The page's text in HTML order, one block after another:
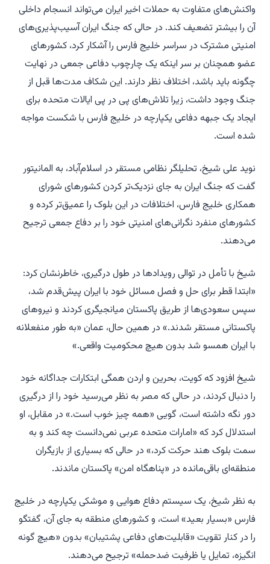
واکنش‌های متفاوت به حملات اخیر ایران می‌تواند انسجام داخلی
آن را بیشتر تضعیف کند. در حالی که جنگ ایران آسیب‌پذیری‌های
امنیتی مشترک در سراسر خلیج فارس را آشکار کرد، کشورهای
عضو همچنان بر سر اینکه یک چارچوب دفاعی جمعی در نهایت
چگونه باید باشد، اختلاف نظر دارند. این شکاف مدت‌ها قبل از
جنگ وجود داشت، زیرا تلاش‌های پی در پی ایالات متحده برای
ایجاد یک جبهه دفاعی یکپارچه در خلیج فارس با شکست مواجه
شده است.
نوید علی شیخ، تحلیلگر نظامی مستقر در اسلام‌آباد، به المانیتور
گفت که جنگ ایران به جای نزدیک‌تر کردن کشورهای شورای
همکاری خلیج فارس، اختلافات در این بلوک را عمیق‌تر کرده و
کشورهای منفرد نگرانی‌های امنیتی خود را بر دفاع جمعی ترجیح
می‌دهند.
شیخ با تأمل در توالی رویدادها در طول درگیری، خاطرنشان کرد:
«ابتدا قطر برای حل و فصل مسائل خود با ایران پیش‌قدم شد،
سپس سعودی‌ها از طریق پاکستان میانجیگری کردند و نیروهای
پاکستانی مستقر شدند.» در همین حال، عمان «به طور منفعلانه
با ایران همسو شد بدون هیچ محکومیت واقعی.»
شیخ افزود که کویت، بحرین و اردن همگی ابتکارات جداگانه خود
را دنبال کردند، در حالی که مصر به نظر می‌رسید خود را از درگیری
دور نگه داشته است، گویی «همه چیز خوب است.» در مقابل، او
استدلال کرد که «امارات متحده عربی نمی‌دانست چه کند و به
سمت بلوک هند حرکت کرد،» در حالی که بسیاری از بازیگران
منطقه‌ای باقی‌مانده در «پناهگاه امن» پاکستان ماندند.
به نظر شیخ، یک سیستم دفاع هوایی و موشکی یکپارچه در خلیج
فارس «بسیار بعید» است، و کشورهای منطقه به جای آن، گفتگو
را در کنار تقویت «قابلیت‌های دفاعی پشتیبان» بدون «هیچ گونه
انگیزه، تمایل یا ظرفیت ضدحمله» ترجیح می‌دهند.